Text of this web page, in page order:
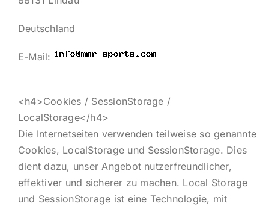
Deutschland
E-Mail:
<h4>Cookies / SessionStorage /
LocalStorage</h4>
Die Internetseiten verwenden teilweise so genannte
Cookies, LocalStorage und SessionStorage. Dies
dient dazu, unser Angebot nutzerfreundlicher,
effektiver und sicherer zu machen. Local Storage
und SessionStorage ist eine Technologie, mit